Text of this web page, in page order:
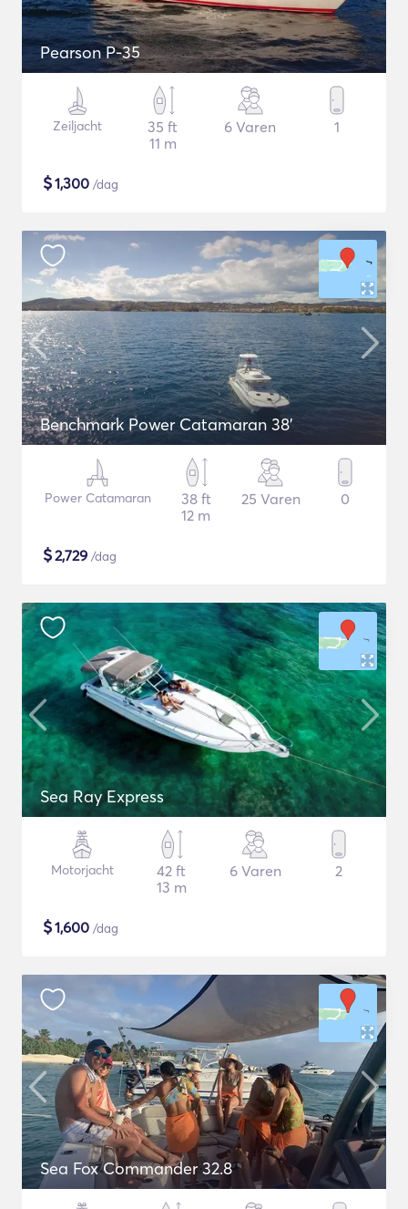
Pearson P-35
Zeiljacht
35 ft
11 m
6 Varen 1
$1,300 /dag
Benchmark Power Catamaran 38'
Power Catamaran
38 ft
12 m
25 Varen 0
$2,729 /dag
Sea Ray Express
Motorjacht
42 ft
13 m
6 Varen 2
$1,600 /dag
Sea Fox Commander 32.8